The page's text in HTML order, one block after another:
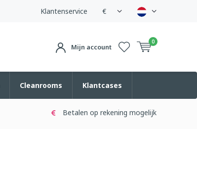
Klantenservice €
Mijn account
0
Cleanrooms Klantcases
Betalen op rekening mogelijk